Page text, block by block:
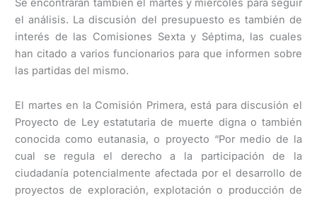
Se encontrarán también el martes y miércoles para seguir
el análisis. La discusión del presupuesto es también de
interés de las Comisiones Sexta y Séptima, las cuales
han citado a varios funcionarios para que informen sobre
las partidas del mismo.
El martes en la Comisión Primera, está para discusión el
Proyecto de Ley estatutaria de muerte digna o también
conocida como eutanasia, o proyecto “Por medio de la
cual se regula el derecho a la participación de la
ciudadanía potencialmente afectada por el desarrollo de
proyectos de exploración, explotación o producción de